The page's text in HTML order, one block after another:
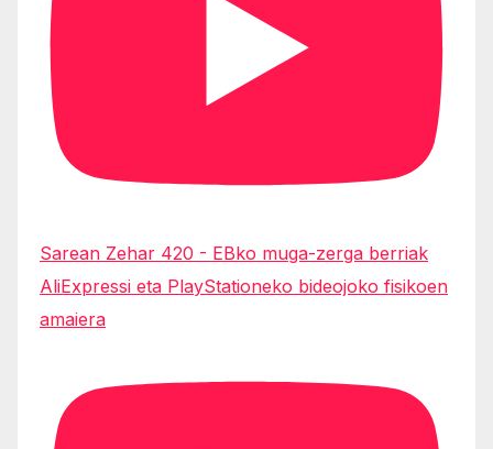
Sarean Zehar 420 - EBko muga-zerga berriak
AliExpressi eta PlayStationeko bideojoko fisikoen
amaiera